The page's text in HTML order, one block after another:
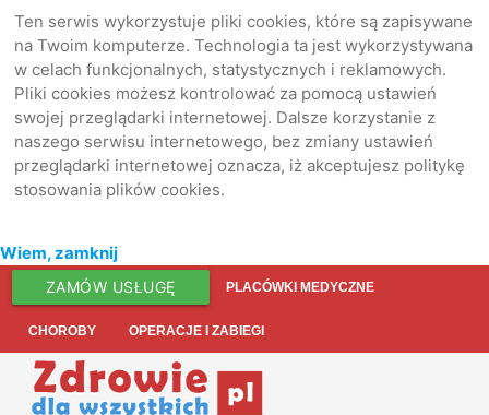
Ten serwis wykorzystuje pliki cookies, które są zapisywane
na Twoim komputerze. Technologia ta jest wykorzystywana
w celach funkcjonalnych, statystycznych i reklamowych.
Pliki cookies możesz kontrolować za pomocą ustawień
swojej przeglądarki internetowej. Dalsze korzystanie z
naszego serwisu internetowego, bez zmiany ustawień
przeglądarki internetowej oznacza, iż akceptujesz politykę
stosowania plików cookies.
Wiem, zamknij
ZAMÓW USŁUGĘ PLACÓWKI MEDYCZNE
CHOROBY OPERACJE I ZABIEGI